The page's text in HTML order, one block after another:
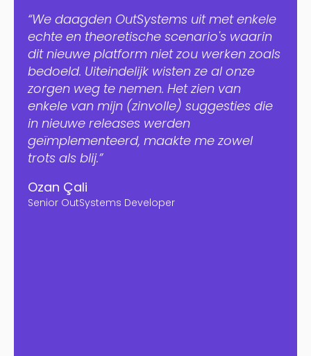
“We daagden OutSystems uit met enkele
echte en theoretische scenario's waarin
dit nieuwe platform niet zou werken zoals
bedoeld. Uiteindelijk wisten ze al onze
zorgen weg te nemen. Het zien van
enkele van mijn (zinvolle) suggesties die
in nieuwe releases werden
geïmplementeerd, maakte me zowel
trots als blij.”
Ozan Çali
Senior OutSystems Developer